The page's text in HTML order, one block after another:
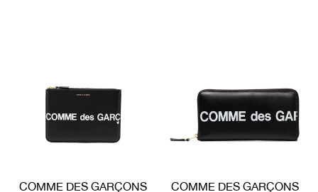
COMME DES GARÇONS
COMME DES GARÇONS